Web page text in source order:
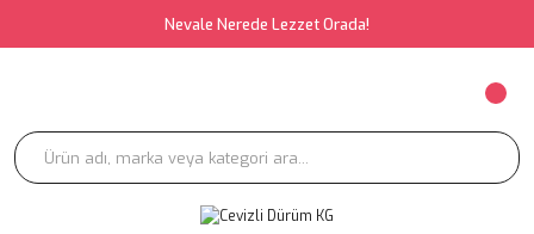
Nevale Nerede Lezzet Orada!